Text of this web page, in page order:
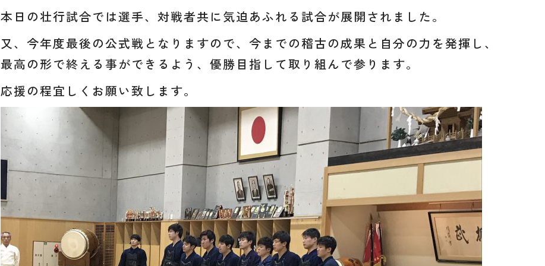
本日の壮行試合では選手、対戦者共に気迫あふれる試合が展開されました。
又、今年度最後の公式戦となりますので、今までの稽古の成果と自分の力を発揮し、
最高の形で終える事ができるよう、優勝目指して取り組んで参ります。
応援の程宜しくお願い致します。